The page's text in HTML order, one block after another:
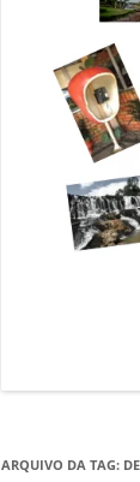
ARQUIVO DA TAG: